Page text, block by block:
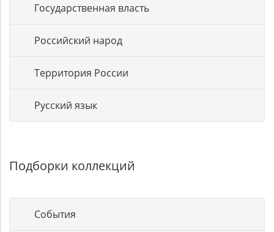
Государственная власть
Российский народ
Территория России
Русский язык
Подборки коллекций
События